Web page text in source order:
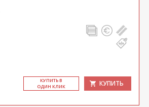
КУ­ПИТЬ В
ОДИН КЛИК
КУПИТЬ